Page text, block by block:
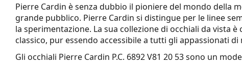
Pierre Cardin è senza dubbio il pioniere del mondo della
grande pubblico. Pierre Cardin si distingue per le linee
la sperimentazione. La sua collezione di occhiali da vista
classico, pur essendo accessibile a tutti gli appassionati di
Gli occhiali Pierre Cardin P.C. 6892 V81 20 53sono un